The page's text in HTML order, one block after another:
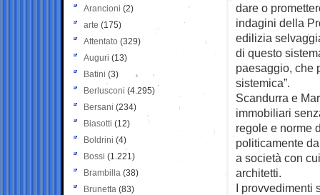
dare o
indagini della
edilizia
di questo
paesaggio, che
sistemica”.
Scandurra e
immobiliari
regole e norme
politicamente
a società con
architetti.
I provvedimenti
Arancioni (2)
arte (175)
Attentato (329)
Auguri (13)
Batini (3)
Berlusconi (4.295)
Bersani (234)
Biasotti (12)
Boldrini (4)
Bossi (1.221)
Brambilla (38)
Brunetta (83)